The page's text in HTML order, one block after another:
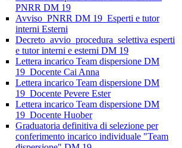
PNRR DM 19
Avviso_PNRR DM 19_Esperti e tutor
interni Esterni
Decreto_avvio_procedura_selettiva esperti
e tutor interni e esterni DM 19
Lettera incarico Team dispersione DM
19_Docente Cai Anna
Lettera incarico Team dispersione DM
19_Docente Pevere Ester
Lettera incarico Team dispersione DM
19_Docente Huober
Graduatoria definitiva di selezione per
conferimento incarico individuale "Team